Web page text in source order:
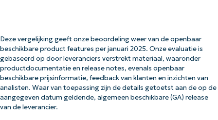
Deze vergelijking geeft onze beoordeling weer van de openbaar
beschikbare product features per januari 2025. Onze evaluatie is
gebaseerd op door leveranciers verstrekt materiaal, waaronder
productdocumentatie en release notes, evenals openbaar
beschikbare prijsinformatie, feedback van klanten en inzichten van
analisten. Waar van toepassing zijn de details getoetst aan de op de
aangegeven datum geldende, algemeen beschikbare (GA) release
van de leverancier.